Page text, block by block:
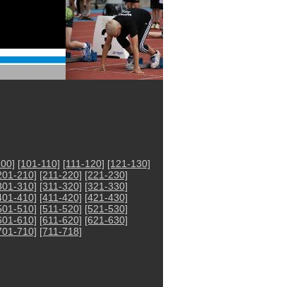
[101-110] [111-120] [121-130]
210] [211-220] [221-230]
310] [311-320] [321-330]
410] [411-420] [421-430]
510] [511-520] [521-530]
610] [611-620] [621-630]
710] [711-718]